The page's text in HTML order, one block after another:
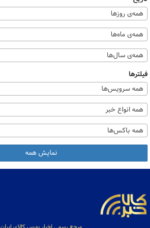
همه‌ی روزها
همه‌ی ماه‌ها
همه‌ی سال‌ها
فیلترها
همه سرویس‌ها
همه انواع خبر
همه باکس‌ها
نمایش همه